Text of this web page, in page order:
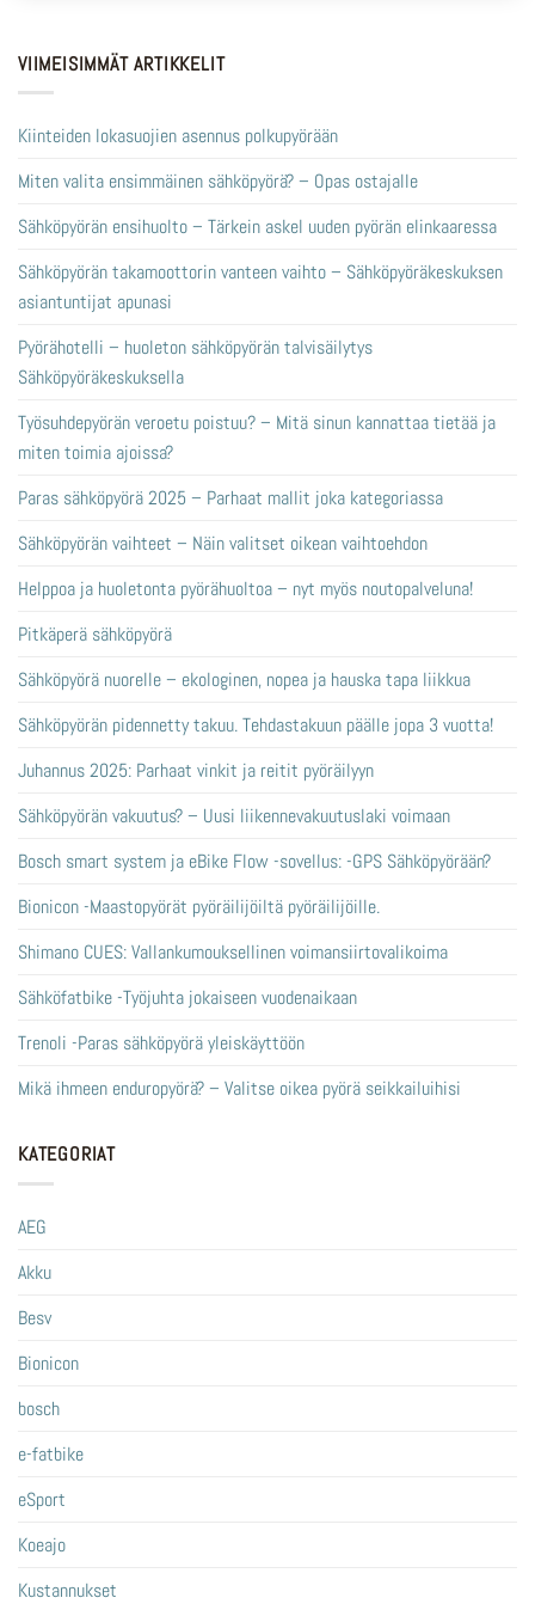
VIIMEISIMMÄT ARTIKKELIT
Kiinteiden lokasuojien asennus polkupyörään
Miten valita ensimmäinen sähköpyörä? – Opas ostajalle
Sähköpyörän ensihuolto – Tärkein askel uuden pyörän elinkaaressa
Sähköpyörän takamoottorin vanteen vaihto – Sähköpyöräkeskuksen
asiantuntijat apunasi
Pyörähotelli – huoleton sähköpyörän talvisäilytys
Sähköpyöräkeskuksella
Työsuhdepyörän veroetu poistuu? – Mitä sinun kannattaa tietää ja
miten toimia ajoissa?
Paras sähköpyörä 2025 – Parhaat mallit joka kategoriassa
Sähköpyörän vaihteet – Näin valitset oikean vaihtoehdon
Helppoa ja huoletonta pyörähuoltoa – nyt myös noutopalveluna!
Pitkäperä sähköpyörä
Sähköpyörä nuorelle – ekologinen, nopea ja hauska tapa liikkua
Sähköpyörän pidennetty takuu. Tehdastakuun päälle jopa 3 vuotta!
Juhannus 2025: Parhaat vinkit ja reitit pyöräilyyn
Sähköpyörän vakuutus? – Uusi liikennevakuutuslaki voimaan
Bosch smart system ja eBike Flow -sovellus: -GPS Sähköpyörään?
Bionicon -Maastopyörät pyöräilijöiltä pyöräilijöille.
Shimano CUES: Vallankumouksellinen voimansiirtovalikoima
Sähköfatbike -Työjuhta jokaiseen vuodenaikaan
Trenoli -Paras sähköpyörä yleiskäyttöön
Mikä ihmeen enduropyörä? – Valitse oikea pyörä seikkailuihisi
KATEGORIAT
AEG
Akku
Besv
Bionicon
bosch
e-fatbike
eSport
Koeajo
Kustannukset